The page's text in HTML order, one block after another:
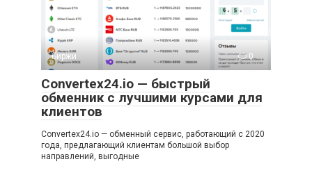
Биржи 0
Convertex24.io — быстрый
обменник с лучшими курсами для
клиентов
Convertex24.io — обменный сервис, работающий с 2020
года, предлагающий клиентам большой выбор
направлений, выгодные